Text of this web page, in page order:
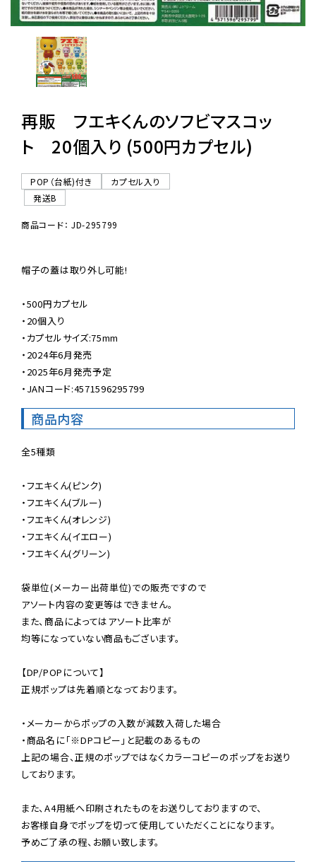
よくあるご質問
06-6282-7659
再販 フエキくんのソフビマスコッ
ト 20個入り (500円カプセル)
POP（台紙)付き
カプセル入り
発送B
商品コード： JD-295799
帽子の蓋は取り外し可能!
・500円カプセル
・20個入り
・カプセルサイズ:75mm
・2024年6月発売
・2025年6月発売予定
・JANコード:4571596295799
商品内容
全5種類
・フエキくん(ピンク)
・フエキくん(ブルー)
・フエキくん(オレンジ)
・フエキくん(イエロー)
・フエキくん(グリーン)
袋単位(メーカー出荷単位)での販売ですので
アソート内容の変更等はできません。
また、商品によってはアソート比率が
均等になっていない商品もございます。
【DP/POPについて】
正規ポップは先着順となっております。
・メーカーからポップの入数が減数入荷した場合
・商品名に「※DPコピー」と記載のあるもの
上記の場合、正規のポップではなくカラーコピーのポップをお送り
しております。
また、A4用紙へ印刷されたものをお送りしておりますので、
お客様自身でポップを切って使用していただくことになります。
予めご了承の程、お願い致します。